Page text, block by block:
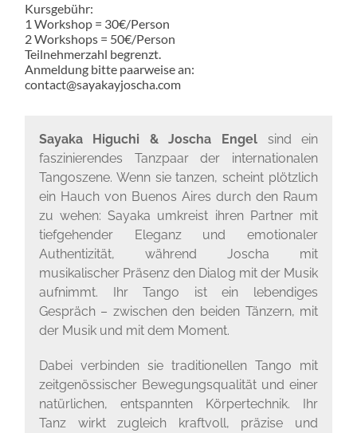
Kursgebühr:
1 Workshop = 30€/Person
2 Workshops = 50€/Person
Teilnehmerzahl begrenzt.
Anmeldung bitte paarweise an:
contact@sayakayjoscha.com
Sayaka Higuchi & Joscha Engel sind ein
faszinierendes Tanzpaar der internationalen
Tangoszene. Wenn sie tanzen, scheint plötzlich
ein Hauch von Buenos Aires durch den Raum
zu wehen: Sayaka umkreist ihren Partner mit
tiefgehender Eleganz und emotionaler
Authentizität, während Joscha mit
musikalischer Präsenz den Dialog mit der Musik
aufnimmt. Ihr Tango ist ein lebendiges
Gespräch – zwischen den beiden Tänzern, mit
der Musik und mit dem Moment.
Dabei verbinden sie traditionellen Tango mit
zeitgenössischer Bewegungsqualität und einer
natürlichen, entspannten Körpertechnik. Ihr
Tanz wirkt zugleich kraftvoll, präzise und